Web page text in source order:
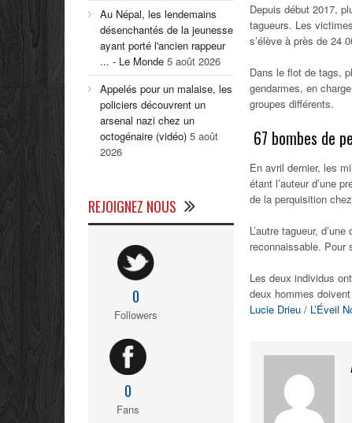
Depuis début 2017,
tagueurs. Les
s’élève à près de 24
Dans le flot de tags,
gendarmes, en
groupes différents.
67 bombes de
En avril dernier, les
étant l’auteur d’une
de la perquisition
L’autre tagueur,
reconnaissable. Pour
Les deux individus
deux hommes
Lucie Drieu / L’Éveil
Au Népal, les lendemains
désenchantés de la jeunesse
ayant porté l'ancien rappeur
... - Le Monde 5 août 2026
Appelés pour un malaise, les
policiers découvrent un
arsenal nazi chez un
octogénaire (vidéo) 5 août
2026
REJOIGNEZ NOUS
0
Followers
0
Fans